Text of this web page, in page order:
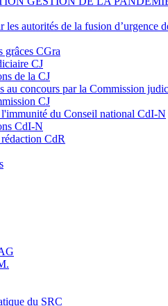
les autorités de la fusion d’urgence
grâces CGra
CJ
de la CJ
au concours par la Commission
CJ
du Conseil national CdI-N
CdI-N
CdR
du SRC